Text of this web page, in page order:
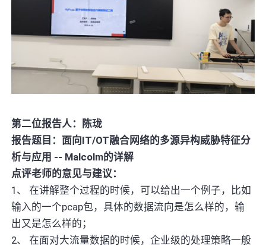
第二位报告人：陈珑
报告题目：面向IT/OT融合网络的多源异构威胁特征分
析与应用 -- Malcolm的详解
点评老师的意见与建议：
1、 在讲解整个过程的时候，可以给出一个例子，比如
输入的一个pcap包，具体的数据流向是怎么样的，输
出又是怎么样的；
2、 在面对大流量数据的时候，企业级的处理策略一般